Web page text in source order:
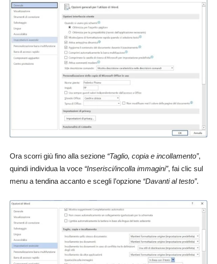
Ora scorri giù fino alla sezione “Taglio, copia e incollamento”,
quindi individua la voce “Inserisci/incolla immagini”, fai clic sul
menu a tendina accanto e scegli l’opzione “Davanti al testo”.